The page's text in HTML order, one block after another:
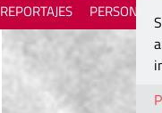
REPORTAJES PERSONAJES